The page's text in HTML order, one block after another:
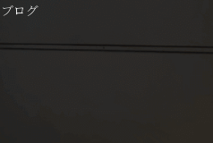
ブログ